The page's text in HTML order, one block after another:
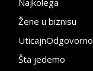
Najkolega
Žene u biznisu
UticajnOdgovorno
Šta jedemo